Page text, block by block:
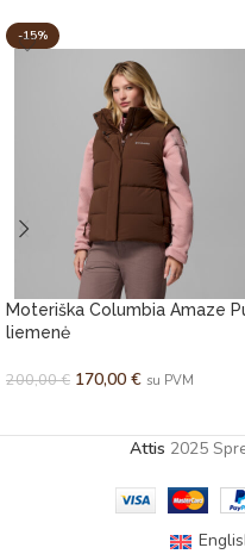
-15%
Moteriška Columbia Amaze
liemenė
200,00€ 170,00 € su PVM
Attis 2025